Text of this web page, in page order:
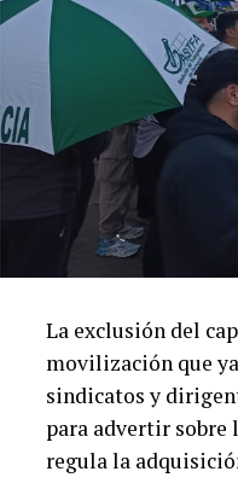
negociación.
universitarios y
persistir la falta de
horas para los días
representantes
donde se
se presentará una
La respuesta del
comunicado, el
organizaciones
cartera sostuvo
10 de junio y
acumulada del
otro 3% previsto
La exclusión del
movilización que
sindicatos y
para advertir
regula la